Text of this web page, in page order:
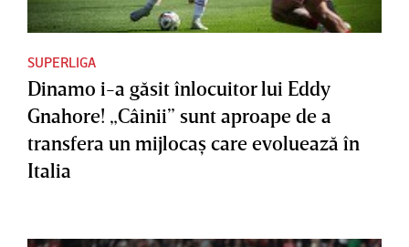
SUPERLIGA
Dinamo i-a găsit înlocuitor lui Eddy
Gnahore! „Câinii” sunt aproape de a
transfera un mijlocaş care evoluează în
Italia